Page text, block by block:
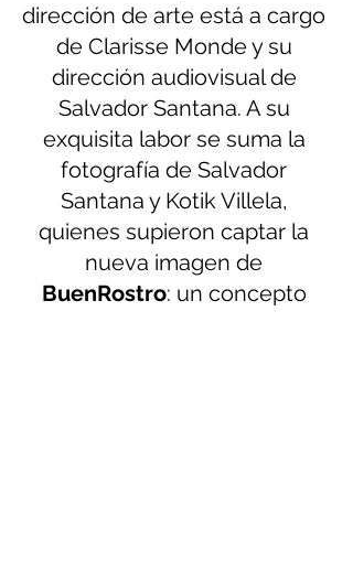
dirección de arte está a cargo
de Clarisse Monde y su
dirección audiovisual de
Salvador Santana. A su
exquisita labor se suma la
fotografía de Salvador
Santana y Kotik Villela,
quienes supieron captar la
nueva imagen de
BuenRostro: un concepto